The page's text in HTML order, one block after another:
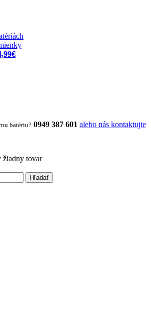
batériu? 0949 387 601 alebo nás kontaktujte
žiadny tovar
Hľadať